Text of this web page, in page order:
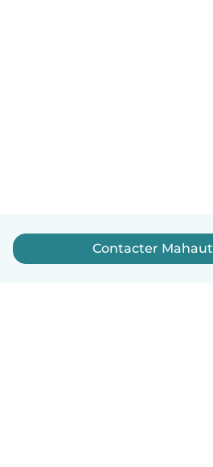
Contacter Mahaut